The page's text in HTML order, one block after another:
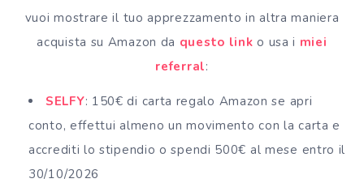
vuoi mostrare il tuo apprezzamento in altra maniera
acquista su Amazon da questo link o usa i miei
referral:
SELFY: 150€ di carta regalo Amazon se apri
conto, effettui almeno un movimento con la carta e
accrediti lo stipendio o spendi 500€ al mese entro il
30/10/2026